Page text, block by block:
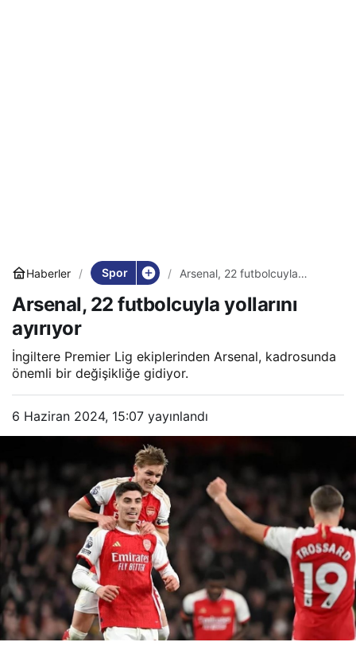
Haberler Spor
Arsenal, 22 futbolcuyla
Arsenal, 22 futbolcuyla yollarını
ayırıyor
İngiltere Premier Lig ekiplerinden Arsenal, kadrosunda
önemli bir değişikliğe gidiyor.
6 Haziran 2024, 15:07 yayınlandı